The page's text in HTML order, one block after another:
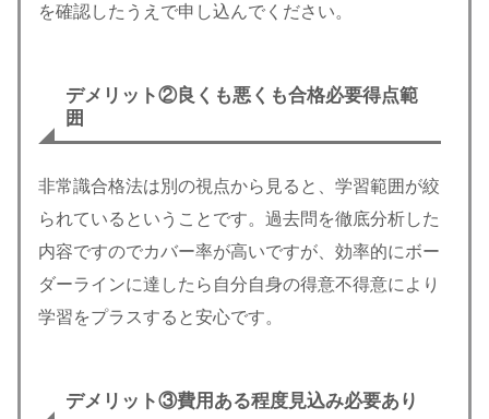
を確認したうえで申し込んでください。
デメリット②良くも悪くも合格必要得点範
囲
非常識合格法は別の視点から見ると、学習範囲が絞
られているということです。過去問を徹底分析した
内容ですのでカバー率が高いですが、効率的にボー
ダーラインに達したら自分自身の得意不得意により
学習をプラスすると安心です。
デメリット③費用ある程度見込み必要あり